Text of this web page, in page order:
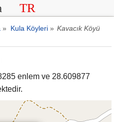
TR
» Kula Köyleri » Kavacık Köyü
enlem ve 28.609877